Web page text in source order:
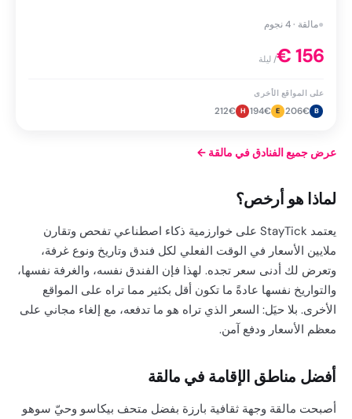
●مالقة · 4 نجوم
156
€/ ليلة
على المواقع الأخرى
B
206€
E
194€
H
212€
عرض جميع الفنادق في مالقة ←
لماذا هو أرخص؟
يعتمد StayTick على خوارزمية ذكاء اصطناعي تفحص وتقارن
ملايين الأسعار في الوقت الفعلي لكل فندق وتاريخ ونوع غرفة،
وتعرض لك أدنى سعر تجده. لهذا فإن الفندق نفسه، والغرفة نفسها،
والتواريخ نفسها عادةً ما تكون أقل بكثير مما تراه على المواقع
الأخرى. بلا حيَل: السعر الذي تراه هو ما تدفعه، مع إلغاء مجاني على
معظم الأسعار ودفع آمن.
أفضل مناطق الإقامة في مالقة
أصبحت مالقة وجهة ثقافية بارزة بفضل متحف بيكاسو وحيّ سوهو